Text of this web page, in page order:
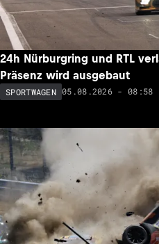
24h Nürburgring und RTL
Präsenz wird ausgebaut
SPORTWAGEN 05.08.2026 - 08:58